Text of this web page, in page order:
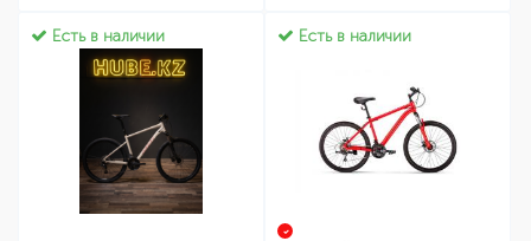
Есть в наличии Есть в наличии